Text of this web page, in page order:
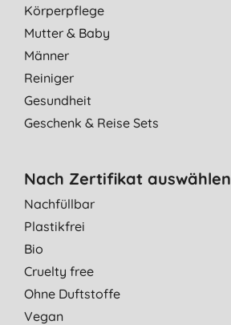
Körperpflege
Mutter & Baby
Männer
Reiniger
Gesundheit
Geschenk & Reise Sets
Nach Zertifikat auswählen
Nachfüllbar
Plastikfrei
Bio
Cruelty free
Ohne Duftstoffe
Vegan